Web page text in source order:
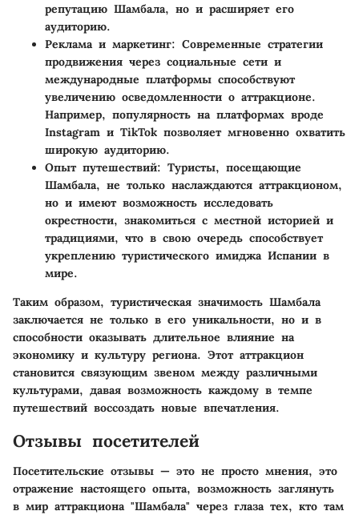
репутацию Шамбала, но и расширяет его
аудиторию.
Реклама и маркетинг: Современные стратегии
продвижения через социальные сети и
международные платформы способствуют
увеличению осведомленности о аттракционе.
Например, популярность на платформах вроде
Instagram и TikTok позволяет мгновенно охватить
широкую аудиторию.
Опыт путешествий: Туристы, посещающие
Шамбала, не только наслаждаются аттракционом,
но и имеют возможность исследовать
окрестности, знакомиться с местной историей и
традициями, что в свою очередь способствует
укреплению туристического имиджа Испании в
мире.
Таким образом, туристическая значимость Шамбала
заключается не только в его уникальности, но и в
способности оказывать длительное влияние на
экономику и культуру региона. Этот аттракцион
становится связующим звеном между различными
культурами, давая возможность каждому в темпе
путешествий воссоздать новые впечатления.
Отзывы посетителей
Посетительские отзывы — это не просто мнения, это
отражение настоящего опыта, возможность заглянуть
в мир аттракциона "Шамбала" через глаза тех, кто там